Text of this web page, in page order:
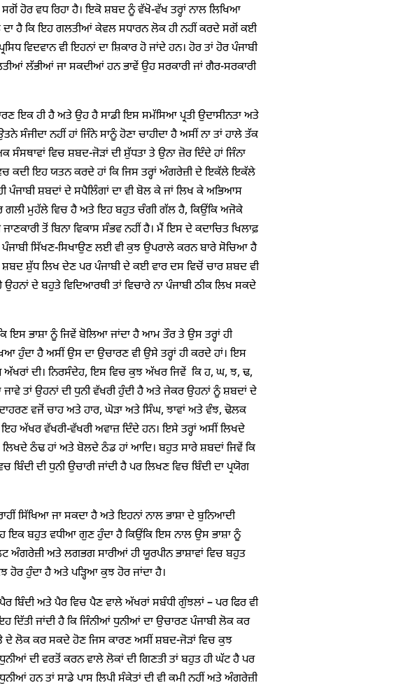
ਹੋਰ ਵਧ ਰਿਹਾ ਹੈ। ਇਕੋ ਸ਼ਬਦ ਨੂੰ ਵੱਖੋ-ਵੱਖ ਤਰ੍ਹਾਂ ਨਾਲ ਲਿਖਿਆ
ਹੈ ਕਿ ਇਹ ਗਲਤੀਆਂ ਕੇਵਲ ਸਧਾਰਨ ਲੋਕ ਹੀ ਨਹੀਂ ਕਰਦੇ ਸਗੋਂ ਕਈ
ਵਿਦਵਾਨ ਵੀ ਇਹਨਾਂ ਦਾ ਸ਼ਿਕਾਰ ਹੋ ਜਾਂਦੇ ਹਨ। ਹੋਰ ਤਾਂ ਹੋਰ ਪੰਜਾਬੀ
ਲੱਭੀਆਂ ਜਾ ਸਕਦੀਆਂ ਹਨ ਭਾਵੇਂ ਉਹ ਸਰਕਾਰੀ ਜਾਂ ਗੈਰ-ਸਰਕਾਰੀ
ਇਕ ਹੀ ਹੈ ਅਤੇ ਉਹ ਹੈ ਸਾਡੀ ਇਸ ਸਮੱਸਿਆ ਪ੍ਰਤੀ ਉਦਾਸੀਨਤਾ ਅਤੇ
ਸੰਜੀਦਾ ਨਹੀਂ ਹਾਂ ਜਿੰਨੇ ਸਾਨੂੰ ਹੋਣਾ ਚਾਹੀਦਾ ਹੈ ਅਸੀਂ ਨਾ ਤਾਂ ਹਾਲੇ ਤੱਕ
ਵਿਚ ਸ਼ਬਦ-ਜੋੜਾਂ ਦੀ ਸ਼ੁੱਧਤਾ ਤੇ ਉਨਾ ਜ਼ੋਰ ਦਿੰਦੇ ਹਾਂ ਜਿੰਨਾ
ਕਦੀ ਇਹ ਯਤਨ ਕਰਦੇ ਹਾਂ ਕਿ ਜਿਸ ਤਰ੍ਹਾਂ ਅੰਗਰੇਜ਼ੀ ਦੇ ਇਕੱਲੇ ਇਕੱਲੇ
ਪੰਜਾਬੀ ਸ਼ਬਦਾਂ ਦੇ ਸਪੈਲਿੰਗਾਂ ਦਾ ਵੀ ਬੋਲ ਕੇ ਜਾਂ ਲਿਖ ਕੇ ਅਭਿਆਸ
ਗਲੀ ਮੁਹੱਲੇ ਵਿਚ ਹੈ ਅਤੇ ਇਹ ਬਹੁਤ ਚੰਗੀ ਗੱਲ ਹੈ, ਕਿਉਂਕਿ ਅਜੋਕੇ
ਤੋਂ ਬਿਨਾ ਵਿਕਾਸ ਸੰਭਵ ਨਹੀਂ ਹੈ। ਮੈਂ ਇਸ ਦੇ ਕਦਾਚਿਤ ਖਿਲਾਫ਼
ਪੰਜਾਬੀ ਸਿੱਖਣ-ਸਿਖਾਉਣ ਲਈ ਵੀ ਕੁਝ ਉਪਰਾਲੇ ਕਰਨ ਬਾਰੇ ਸੋਚਿਆ ਹੈ
ਸ਼ੁੱਧ ਲਿਖ ਦੇਣ ਪਰ ਪੰਜਾਬੀ ਦੇ ਕਈ ਵਾਰ ਦਸ ਵਿਚੋਂ ਚਾਰ ਸ਼ਬਦ ਵੀ
ਦੇ ਬਹੁਤੇ ਵਿਦਿਆਰਥੀ ਤਾਂ ਵਿਚਾਰੇ ਨਾ ਪੰਜਾਬੀ ਠੀਕ ਲਿਖ ਸਕਦੇ
ਇਸ ਭਾਸ਼ਾ ਨੂੰ ਜਿਵੇਂ ਬੋਲਿਆ ਜਾਂਦਾ ਹੈ ਆਮ ਤੌਰ ਤੇ ਉਸ ਤਰ੍ਹਾਂ ਹੀ
ਹੁੰਦਾ ਹੈ ਅਸੀਂ ਉਸ ਦਾ ਉਚਾਰਣ ਵੀ ਉਸੇ ਤਰ੍ਹਾਂ ਹੀ ਕਰਦੇ ਹਾਂ। ਇਸ
ਅੱਖਰਾਂ ਦੀ। ਨਿਰਸੰਦੇਹ, ਇਸ ਵਿਚ ਕੁਝ ਅੱਖਰ ਜਿਵੇਂ ਕਿ ਹ, ਘ, ਝ, ਢ,
ਤਾਂ ਉਹਨਾਂ ਦੀ ਧੁਨੀ ਵੱਖਰੀ ਹੁੰਦੀ ਹੈ ਅਤੇ ਜੇਕਰ ਉਹਨਾਂ ਨੂੰ ਸ਼ਬਦਾਂ ਦੇ
ਵਜੋਂ ਚਾਹ ਅਤੇ ਹਾਰ, ਘੋੜਾ ਅਤੇ ਸਿੰਘ, ਝਾਵਾਂ ਅਤੇ ਵੰਝ, ਢੋਲਕ
ਅੱਖਰ ਵੱਖਰੀ-ਵੱਖਰੀ ਅਵਾਜ਼ ਦਿੰਦੇ ਹਨ। ਇਸੇ ਤਰ੍ਹਾਂ ਅਸੀਂ ਲਿਖਦੇ
ਠੰਢ ਹਾਂ ਅਤੇ ਬੋਲਦੇ ਠੰਡ ਹਾਂ ਆਦਿ। ਬਹੁਤ ਸਾਰੇ ਸ਼ਬਦਾਂ ਜਿਵੇਂ ਕਿ
ਬਿੰਦੀ ਦੀ ਧੁਨੀ ਉਚਾਰੀ ਜਾਂਦੀ ਹੈ ਪਰ ਲਿਖਣ ਵਿਚ ਬਿੰਦੀ ਦਾ ਪ੍ਰਯੋਗ
ਸਿੱਖਿਆ ਜਾ ਸਕਦਾ ਹੈ ਅਤੇ ਇਹਨਾਂ ਨਾਲ ਭਾਸ਼ਾ ਦੇ ਬੁਨਿਆਦੀ
ਇਕ ਬਹੁਤ ਵਧੀਆ ਗੁਣ ਹੁੰਦਾ ਹੈ ਕਿਉਂਕਿ ਇਸ ਨਾਲ ਉਸ ਭਾਸ਼ਾ ਨੂੰ
ਅੰਗਰੇਜ਼ੀ ਅਤੇ ਲਗਭਗ ਸਾਰੀਆਂ ਹੀ ਯੂਰਪੀਨ ਭਾਸ਼ਾਵਾਂ ਵਿਚ ਬਹੁਤ
ਹੁੰਦਾ ਹੈ ਅਤੇ ਪੜ੍ਹਿਆ ਕੁਝ ਹੋਰ ਜਾਂਦਾ ਹੈ।
ਬਿੰਦੀ ਅਤੇ ਪੈਰ ਵਿਚ ਪੈਣ ਵਾਲੇ ਅੱਖਰਾਂ ਸਬੰਧੀ ਗੁੰਝਲਾਂ – ਪਰ ਫਿਰ ਵੀ
ਜਾਂਦੀ ਹੈ ਕਿ ਜਿੰਨੀਆਂ ਧੁਨੀਆਂ ਦਾ ਉਚਾਰਣ ਪੰਜਾਬੀ ਲੋਕ ਕਰ
ਲੋਕ ਕਰ ਸਕਦੇ ਹੋਣ ਜਿਸ ਕਾਰਣ ਅਸੀਂ ਸ਼ਬਦ-ਜੋੜਾਂ ਵਿਚ ਕੁਝ
ਦੀ ਵਰਤੋਂ ਕਰਨ ਵਾਲੇ ਲੋਕਾਂ ਦੀ ਗਿਣਤੀ ਤਾਂ ਬਹੁਤ ਹੀ ਘੱਟ ਹੈ ਪਰ
ਹਨ ਤਾਂ ਸਾਡੇ ਪਾਸ ਲਿਪੀ ਸੰਕੇਤਾਂ ਦੀ ਵੀ ਕਮੀ ਨਹੀਂ ਅਤੇ ਅੰਗਰੇਜ਼ੀ